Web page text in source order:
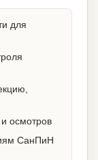
для
осмотров
СанПиН